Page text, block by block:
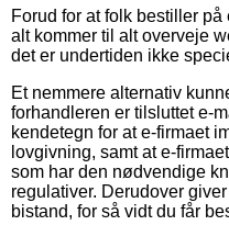
Forud for at folk bestiller
alt kommer til alt overveje
det er undertiden ikke
Et nemmere alternativ
forhandleren er tilsluttet e-
kendetegn for at e-firmaet
lovgivning, samt at e-
som har den nødvendige
regulativer. Derudover
bistand, for så vidt du får